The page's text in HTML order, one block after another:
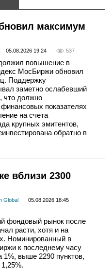
максимум
05.08.2026 19:24 537
повышение в
МосБиржи обновил
Поддержку
заметно ослабевший
что должно
показателях
на счета
крупных эмитентов,
обратно в
вблизи 2300
Global
05.08.2026 18:45
фондовый рынок после
расти, хотя и на
Номинированный в
к последнему часу
1%, выше 2290 пунктов,